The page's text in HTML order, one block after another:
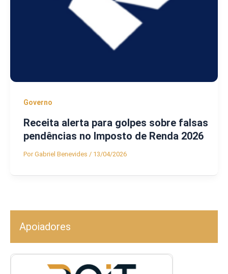
Governo
Receita alerta para golpes sobre falsas
pendências no Imposto de Renda 2026
PorGabriel Benevides / 13/04/2026
Apoiadores